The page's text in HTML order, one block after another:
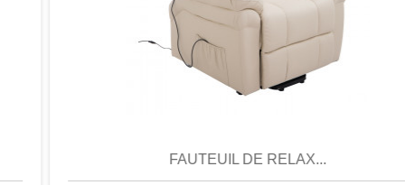
FAUTEUIL DE RELAX...